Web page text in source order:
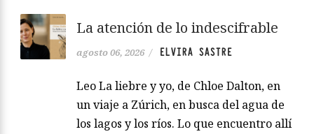
La atención de lo indescifrable
agosto 06, 2026 / ELVIRA SASTRE
Leo La liebre y yo, de Chloe Dalton, en
un viaje a Zúrich, en busca del agua de
los lagos y los ríos. Lo que encuentro allí